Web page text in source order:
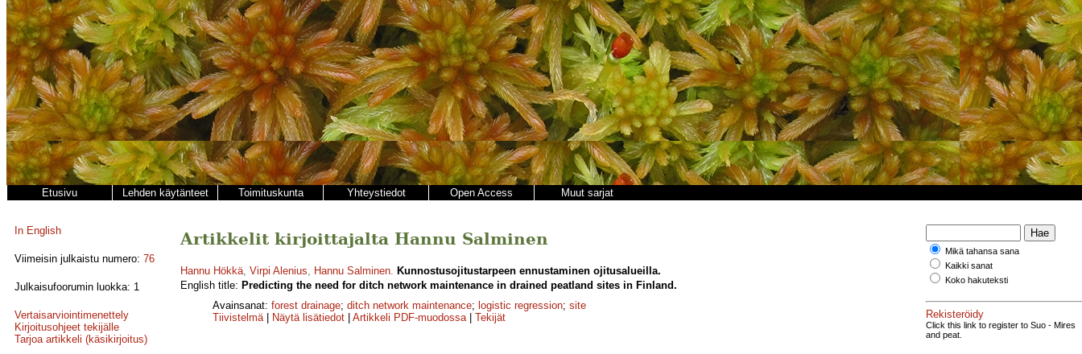
Etusivu Lehden käytänteet Toimituskunta Yhteystiedot Open Access Muut sarjat
In English
Viimeisin julkaistu numero: 76
Julkaisufoorumin luokka: 1
Vertaisarviointimenettely
Kirjoitusohjeet tekijälle
Tarjoa artikkeli (käsikirjoitus)
Artikkelit kirjoittajalta Hannu Salminen
Hannu Hökkä, Virpi Alenius, Hannu Salminen. Kunnostusojitustarpeen ennustaminen ojitusalueilla.
English title: Predicting the need for ditch network maintenance in drained peatland sites in Finland.
Avainsanat: forest drainage; ditch network maintenance; logistic regression; site
Tiivistelmä| Näytä lisätiedot Artikkeli PDF-muodossa| Tekijät
Mikä tahansa sana
Kaikki sanat
Koko hakuteksti
Rekisteröidy
Click this link to register to Suo - Mires
and peat.